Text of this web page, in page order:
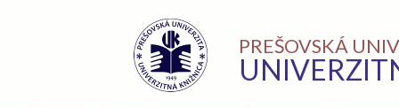
PREŠOVSKÁ